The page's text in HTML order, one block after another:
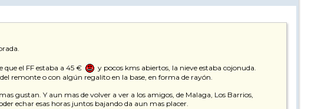
que el FF estaba a 45 €
y pocos kms abiertos, la nieve estaba cojonuda.
remonte o con algún regalito en la base, en forma de rayón.
gustan. Y aun mas de volver a ver a los amigos, de Malaga, Los Barrios,
echar esas horas juntos bajando da aun mas placer.